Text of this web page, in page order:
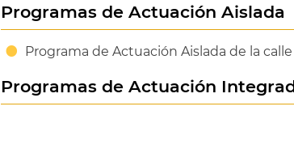
Programas de Actuación Aislada
Programa de Actuación Aislada de la
Programas de Actuación